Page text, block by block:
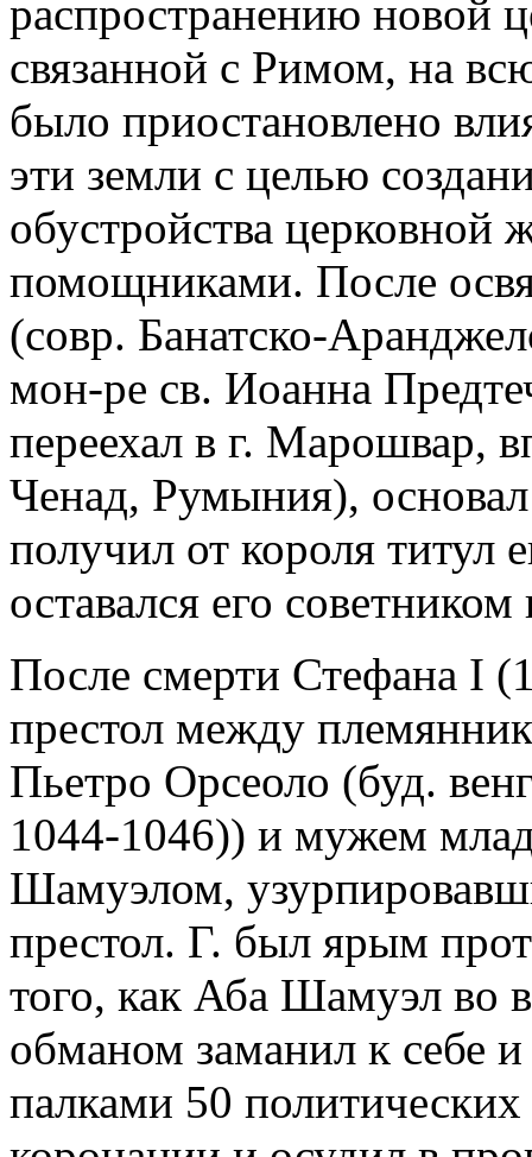
распространению новой
связанной с Римом, на
было приостановлено
эти земли с целью
обустройства церковной
помощниками. После
(совр. Банатско-
мон-ре св. Иоанна
переехал в г. Марошвар,
Ченад, Румыния),
получил от короля титул
оставался его
После смерти Стефана I
престол между
Пьетро Орсеоло (буд.
1044-1046)) и мужем
Шамуэлом,
престол. Г. был ярым
того, как Аба Шамуэл во
обманом заманил к себе
палками 50